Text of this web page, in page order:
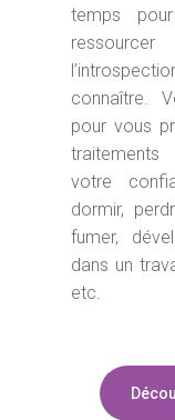
temps
connaître.
pour vous
traitements
votre
dormir,
fumer,
dans un
etc.